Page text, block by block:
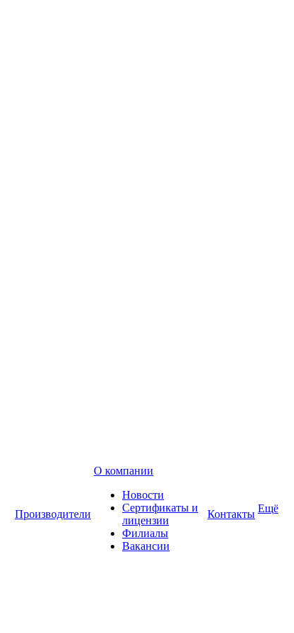
Производители
О компании
Новости
Сертификаты и
лицензии
Филиалы
Вакансии
Контакты Ещё